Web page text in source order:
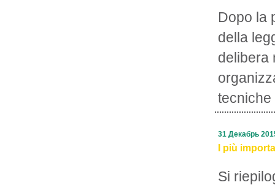
Dopo la
della
delibera
tecniche
I più
Si
31 Декабрь